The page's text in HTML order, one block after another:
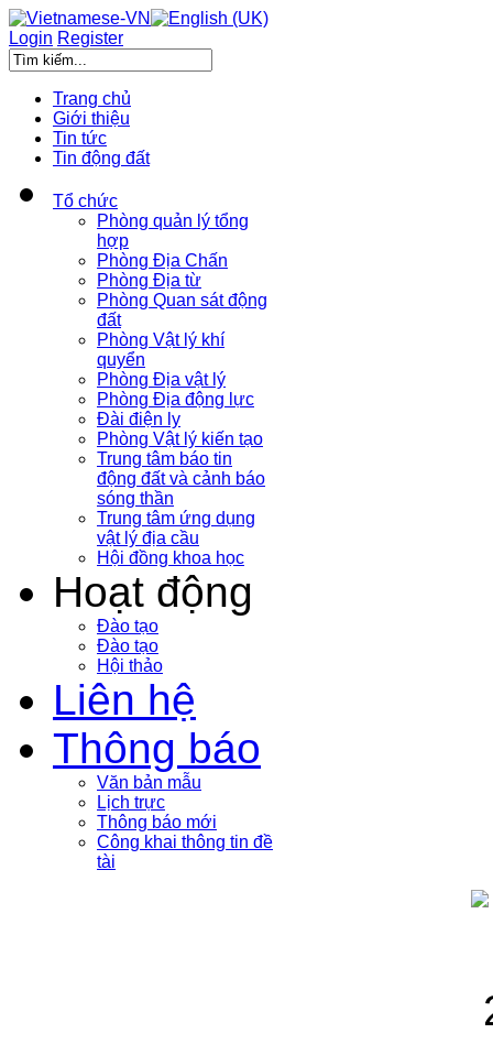
Login Register
Trang chủ
Giới thiệu
Tin tức
Tin động đất
Tổ chức
Phòng quản lý tổng
hợp
Phòng Địa Chấn
Phòng Địa từ
Phòng Quan sát động
đất
Phòng Vật lý khí
quyển
Phòng Địa vật lý
Phòng Địa động lực
Đài điện ly
Phòng Vật lý kiến tạo
Trung tâm báo tin
động đất và cảnh báo
sóng thần
Trung tâm ứng dụng
vật lý địa cầu
Hội đồng khoa học
Hoạt động
Đào tạo
Đào tạo
Hội thảo
Liên hệ
Thông báo
Văn bản mẫu
Lịch trực
Thông báo mới
Công khai thông tin đề
tài